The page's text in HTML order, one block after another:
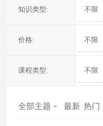
知识类型: 不限
价格: 不限
课程类型: 不限
全部主题 最新 热门